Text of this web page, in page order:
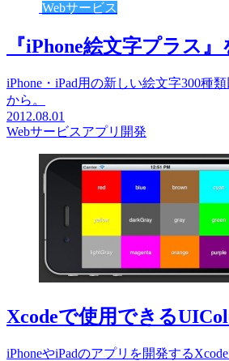
Webサービス
『iPhone絵文字プラス
iPhone・iPad用の新しい絵文字300種
から。
2012.08.01
Webサービスアプリ開発
Xcodeで使用できる
iPhoneやiPadのアプリを開発する